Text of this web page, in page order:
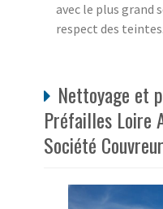
avec le plus grand
respect des teintes.
Nettoyage et
Préfailles Loire
Société